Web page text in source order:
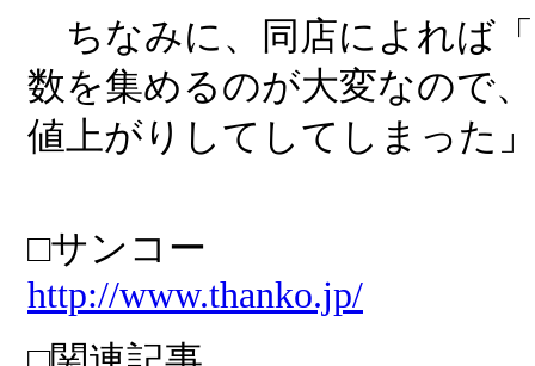
ちなみに、同店によれば
数を集めるのが大変なので
値上がりしてしてしまった
□サンコー
http://www.thanko.jp/